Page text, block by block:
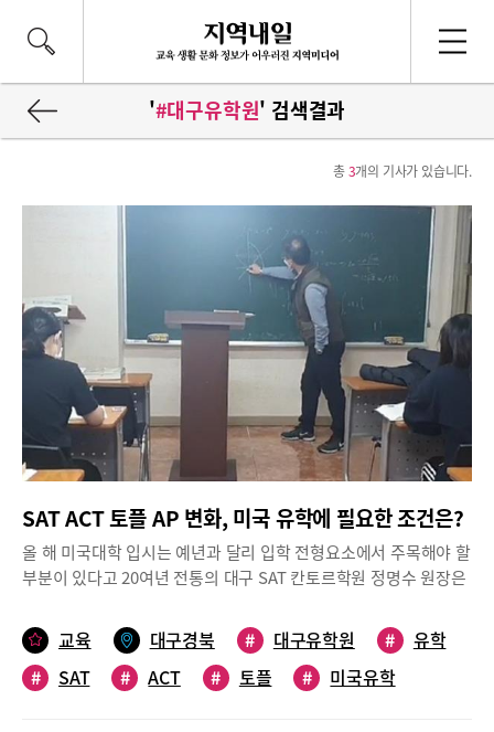
'#대구유학원' 검색결과
총3개의 기사가 있습니다.
SAT ACT 토플 AP 변화, 미국 유학에 필요한 조건은?
올 해 미국대학 입시는 예년과 달리 입학 전형요소에서 주목해야 할
부분이 있다고 20여년 전통의 대구 SAT 칸토르학원 정명수 원장은
실시하지 않아서 대학들이 SAT 또는 ACT와 같은 대입 표준화 시험
점수 제출을 '필수'에서, 지원자가 선택 할 수 있는 ‘Test
Optional’로 변경한 것이 가장 큰 변화이기 때문이다.하지만 무조
교육 대구경북 # 대구유학원 #
유학
#
SAT # ACT # 토플 # 미국유학